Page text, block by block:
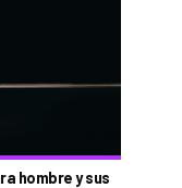
hombre y sus